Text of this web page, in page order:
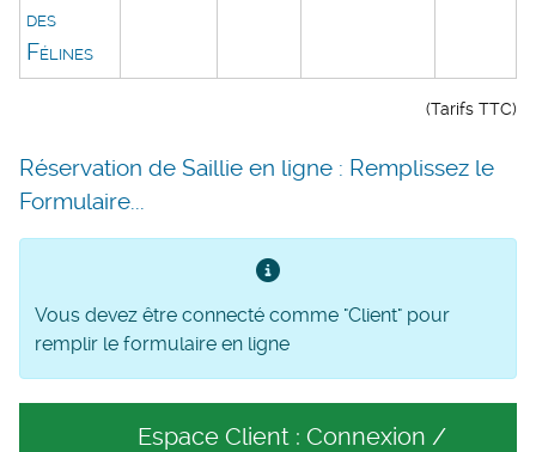
des
Félines
(Tarifs TTC)
Réservation de Saillie en ligne : Remplissez le
Formulaire...
Vous devez être connecté comme "Client" pour
remplir le formulaire en ligne
Espace Client : Connexion /